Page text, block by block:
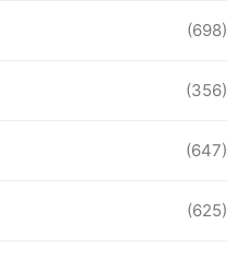
(698)
(356)
(647)
(625)